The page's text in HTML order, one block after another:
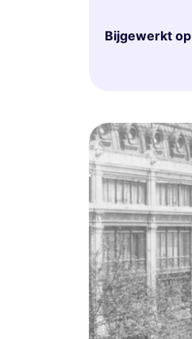
Bijgewerkt op